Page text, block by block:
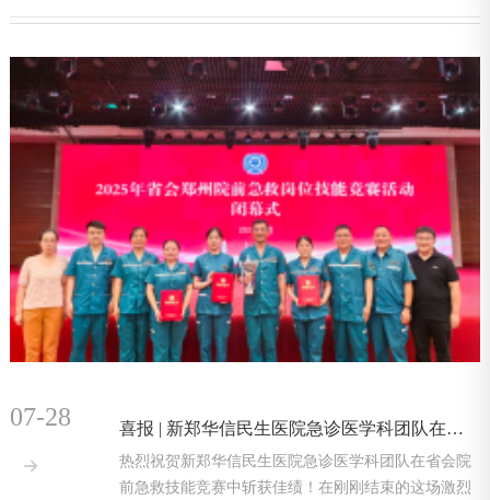
07-28

喜报 | 新郑华信民生医院急诊医学科团队在省会竞赛中载誉而归！
热烈祝贺新郑华信民生医院急诊医学科团队在省会院
前急救技能竞赛中斩获佳绩！在刚刚结束的这场激烈